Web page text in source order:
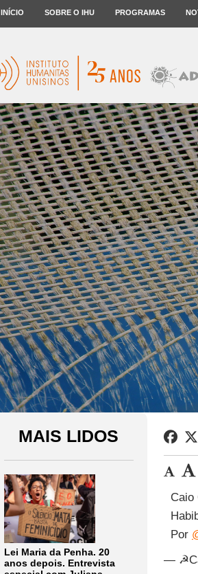
INÍCIO SOBRE O IHU PROGRAMAS
MAIS LIDOS
Lei Maria da Penha. 20
anos depois. Entrevista
Caio
Por
—